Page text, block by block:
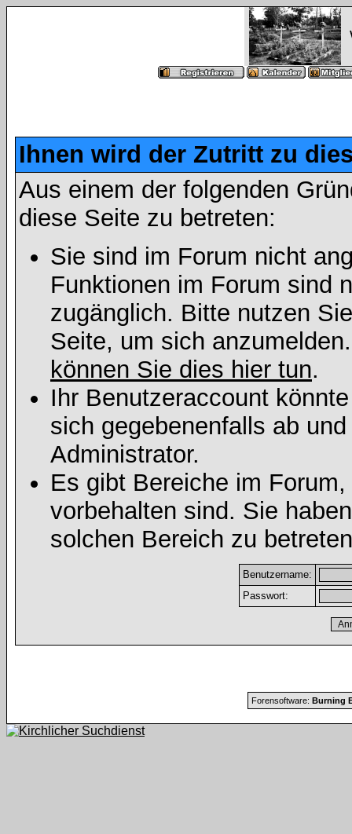
Ihnen wird der Zutritt zu
Aus einem der folgenden
diese Seite zu betreten:
Sie sind im Forum nicht
Funktionen im Forum sind
zugänglich. Bitte nutzen
Seite, um sich
können Sie dies hier tun.
Ihr Benutzeraccount
sich gegebenenfalls ab
Administrator.
Es gibt Bereiche im
vorbehalten sind. Sie
solchen Bereich zu
Benutzername:
Passwort:
Forensoftware: Burning